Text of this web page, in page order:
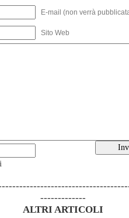
E-mail (non verrà
Sito Web
-------------
ALTRI ARTICOLI